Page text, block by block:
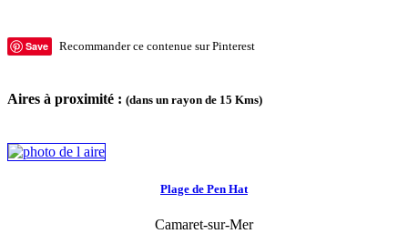
Save Recommander ce contenue sur Pinterest
Aires à proximité : (dans un rayon de 15 Kms)
Plage de Pen Hat
Camaret-sur-Mer